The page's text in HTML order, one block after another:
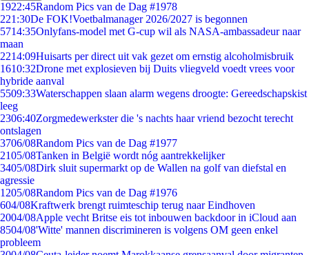
1922:45Random Pics van de Dag #1978
221:30De FOK!Voetbalmanager 2026/2027 is begonnen
5714:35Onlyfans-model met G-cup wil als NASA-ambassadeur naar
maan
2214:09Huisarts per direct uit vak gezet om ernstig alcoholmisbruik
1610:32Drone met explosieven bij Duits vliegveld voedt vrees voor
hybride aanval
5509:33Waterschappen slaan alarm wegens droogte: Gereedschapskist
leeg
2306:40Zorgmedewerkster die 's nachts haar vriend bezocht terecht
ontslagen
3706/08Random Pics van de Dag #1977
2105/08Tanken in België wordt nóg aantrekkelijker
3405/08Dirk sluit supermarkt op de Wallen na golf van diefstal en
agressie
1205/08Random Pics van de Dag #1976
604/08Kraftwerk brengt ruimteschip terug naar Eindhoven
2004/08Apple vecht Britse eis tot inbouwen backdoor in iCloud aan
8504/08'Witte' mannen discrimineren is volgens OM geen enkel
probleem